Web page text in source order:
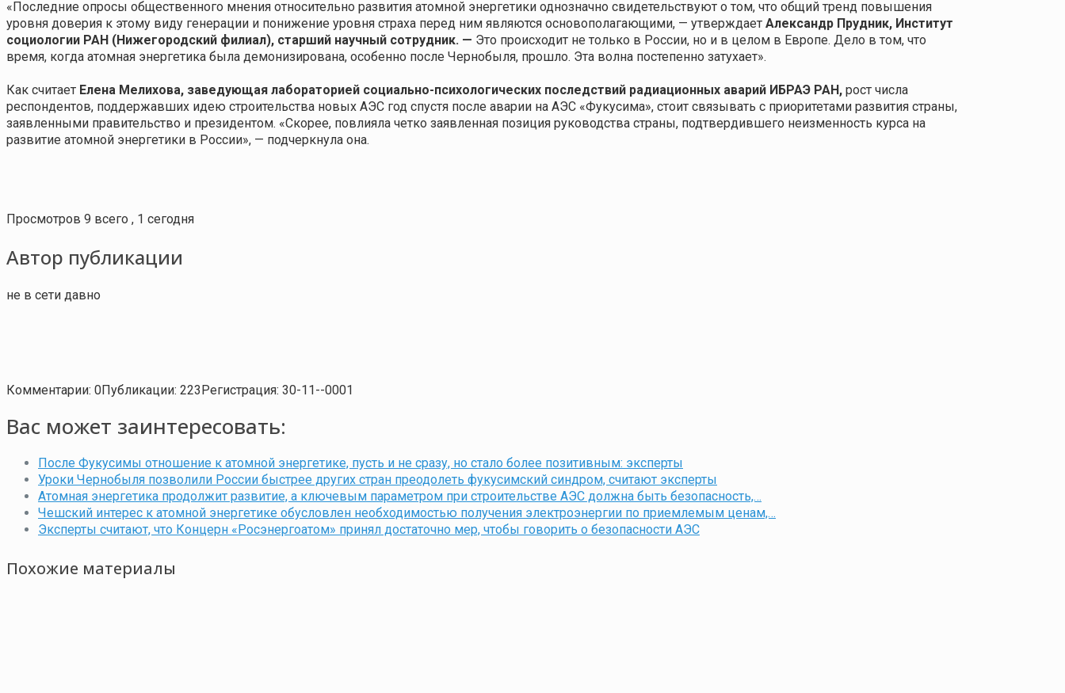
«Последние опросы общественного мнения относительно развития атомной энергетики однозначно свидетельствуют о том, что общий тренд повышения
уровня доверия к этому виду генерации и понижение уровня страха перед ним являются основополагающими, — утверждает Александр Прудник, Институт
социологии РАН (Нижегородский филиал), старший научный сотрудник. — Это происходит не только в России, но и в целом в Европе. Дело в том, что
время, когда атомная энергетика была демонизирована, особенно после Чернобыля, прошло. Эта волна постепенно затухает».
Как считает Елена Мелихова, заведующая лабораторией социально-психологических последствий радиационных аварий ИБРАЭ РАН, рост числа
респондентов, поддержавших идею строительства новых АЭС год спустя после аварии на АЭС «Фукусима», стоит связывать с приоритетами развития страны,
заявленными правительство и президентом. «Скорее, повлияла четко заявленная позиция руководства страны, подтвердившего неизменность курса на
развитие атомной энергетики в России», — подчеркнула она.
Просмотров 9 всего , 1 сегодня
Автор публикации
не в сети давно
Комментарии: 0Публикации: 223Регистрация: 30-11--0001
Вас может заинтересовать:
После Фукусимы отношение к атомной энергетике, пусть и не сразу, но стало более позитивным: эксперты
Уроки Чернобыля позволили России быстрее других стран преодолеть фукусимский синдром, считают эксперты
Атомная энергетика продолжит развитие, а ключевым параметром при строительстве АЭС должна быть безопасность,…
Чешский интерес к атомной энергетике обусловлен необходимостью получения электроэнергии по приемлемым ценам,…
Эксперты считают, что Концерн «Росэнергоатом» принял достаточно мер, чтобы говорить о безопасности АЭС
Похожие материалы